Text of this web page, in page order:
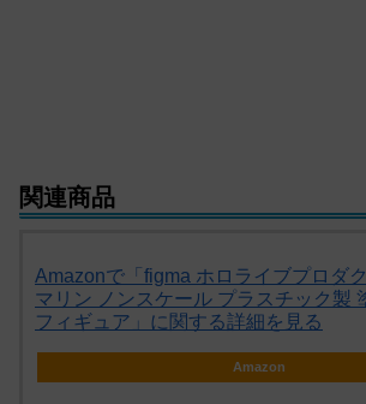
関連商品
Amazonで「figma ホロライブプロダ
マリン ノンスケール プラスチック製
フィギュア」に関する詳細を見る
Amazon